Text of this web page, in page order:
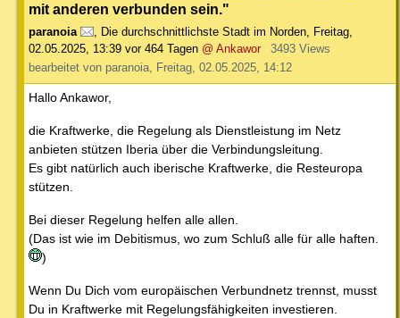
mit anderen verbunden sein."
paranoia , Die durchschnittlichste Stadt im Norden, Freitag,
02.05.2025, 13:39 vor 464 Tagen @ Ankawor
3493 Views
bearbeitet von paranoia, Freitag, 02.05.2025, 14:12
Hallo Ankawor,
die Kraftwerke, die Regelung als Dienstleistung im Netz
anbieten stützen Iberia über die Verbindungsleitung.
Es gibt natürlich auch iberische Kraftwerke, die Resteuropa
stützen.
Bei dieser Regelung helfen alle allen.
(Das ist wie im Debitismus, wo zum Schluß alle für alle haften.
)
Wenn Du Dich vom europäischen Verbundnetz trennst, musst
Du in Kraftwerke mit Regelungsfähigkeiten investieren.